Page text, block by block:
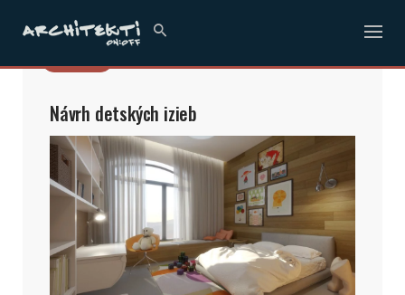
Návrh detských izieb